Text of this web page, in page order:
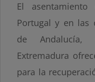
El
Portugal y en las
de Andalucía,
Extremadura
para la